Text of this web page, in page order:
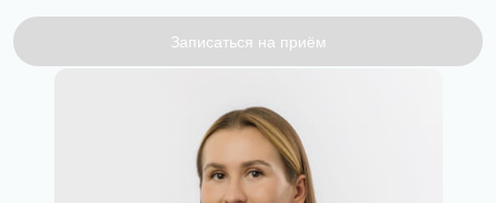
Записаться на приём